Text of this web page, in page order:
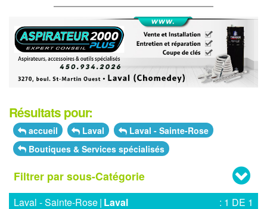
Résultats pour:
accueil Laval
Laval - Sainte-Rose
Boutiques & Services spécialisés
Filtrer par sous-Catégorie
Laval - Sainte-Rose| Laval : 1 DE 1